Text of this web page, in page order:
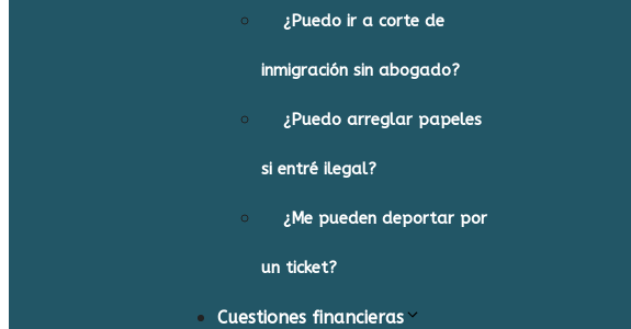
¿Puedo ir a corte de
inmigración sin abogado?
¿Puedo arreglar papeles
si entré ilegal?
¿Me pueden deportar por
un ticket?
Cuestiones financieras